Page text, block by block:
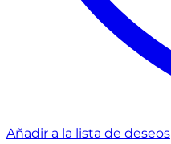
Añadir a la lista de deseos